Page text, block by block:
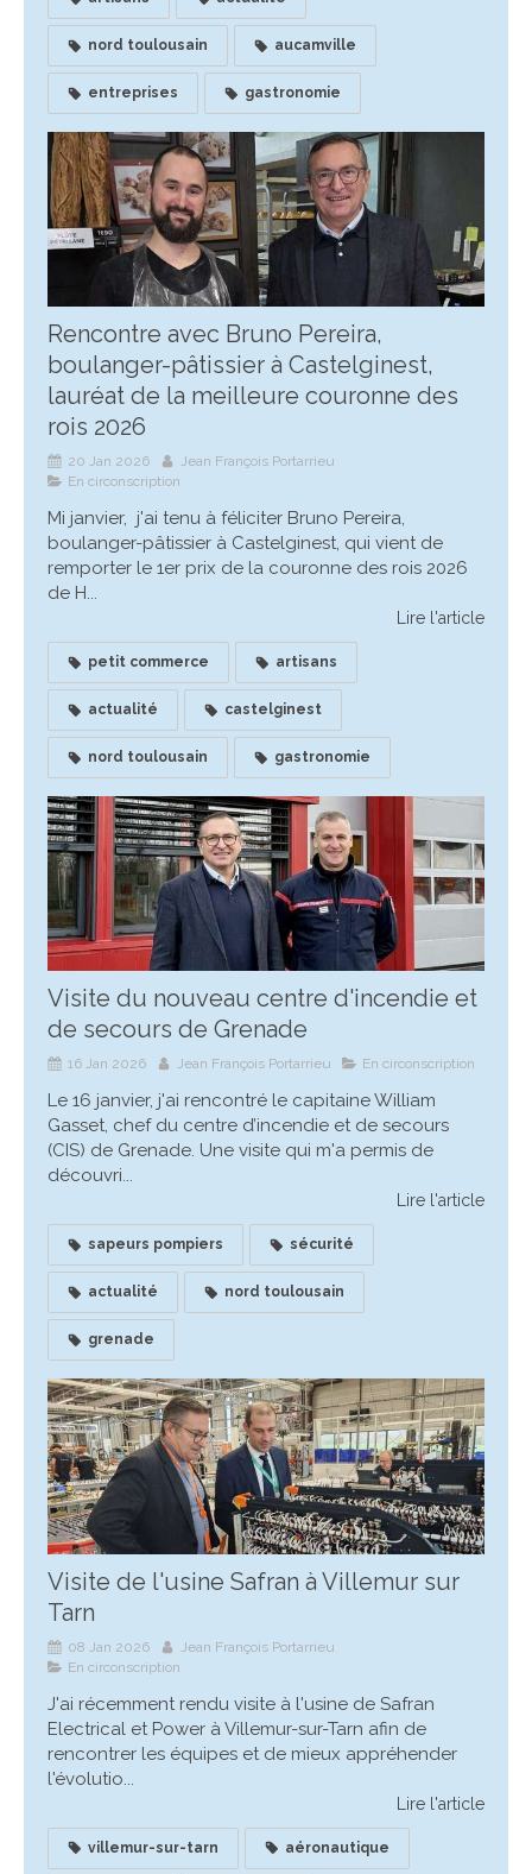
nord toulousain aucamville
entreprises gastronomie
Rencontre avec Bruno Pereira,
boulanger-pâtissier à Castelginest,
lauréat de la meilleure couronne des
rois 2026
20 Jan 2026
Jean François Portarrieu
En circonscription
Mi janvier, j'ai tenu à féliciter Bruno Pereira,
boulanger-pâtissier à Castelginest, qui vient de
remporter le 1er prix de la couronne des rois 2026
de H...
Lire l'article
petit commerce artisans
actualité castelginest
nord toulousain gastronomie
Visite du nouveau centre d'incendie et
de secours de Grenade
16 Jan 2026 Jean François Portarrieu En circonscription
Le 16 janvier, j'ai rencontré le capitaine William
Gasset, chef du centre d’incendie et de secours
(CIS) de Grenade. Une visite qui m'a permis de
découvri...
Lire l'article
sapeurs pompiers sécurité
actualité nord toulousain
grenade
Visite de l'usine Safran à Villemur sur
Tarn
08 Jan 2026
Jean François Portarrieu
En circonscription
J'ai récemment rendu visite à l'usine de Safran
Electrical et Power à Villemur-sur-Tarn afin de
rencontrer les équipes et de mieux appréhender
l'évolutio...
Lire l'article
villemur-sur-tarn aéronautique